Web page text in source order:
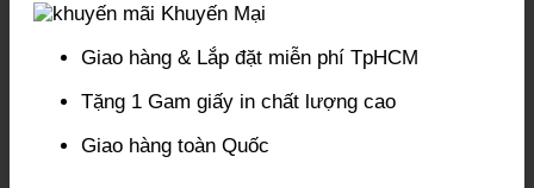
Khuyến Mại
Giao hàng & Lắp đặt miễn phí TpHCM
Tặng 1 Gam giấy in chất lượng cao
Giao hàng toàn Quốc